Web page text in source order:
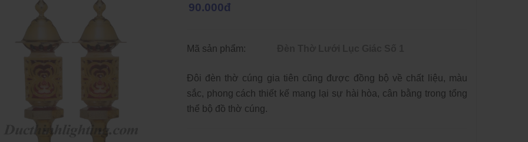
90.000đ
Mã sản phẩm:
Đôi đèn thờ cúng gia tiên cũng được đồng bộ về chất liệu, màu
sắc, phong cách thiết kế mang lại sự hài hòa, cân bằng trong tổng
thể bộ đồ thờ cúng.